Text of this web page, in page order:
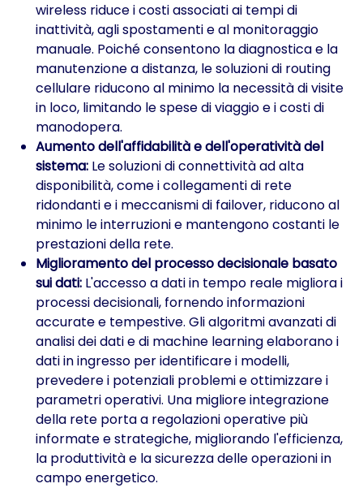
wireless riduce i costi associati ai tempi di
inattività, agli spostamenti e al monitoraggio
manuale. Poiché consentono la diagnostica e la
manutenzione a distanza, le soluzioni di routing
cellulare riducono al minimo la necessità di visite
in loco, limitando le spese di viaggio e i costi di
manodopera.
Aumento dell'affidabilità e dell'operatività del
sistema: Le soluzioni di connettività ad alta
disponibilità, come i collegamenti di rete
ridondanti e i meccanismi di failover, riducono al
minimo le interruzioni e mantengono costanti le
prestazioni della rete.
Miglioramento del processo decisionale basato
sui dati: L'accesso a dati in tempo reale migliora i
processi decisionali, fornendo informazioni
accurate e tempestive. Gli algoritmi avanzati di
analisi dei dati e di machine learning elaborano i
dati in ingresso per identificare i modelli,
prevedere i potenziali problemi e ottimizzare i
parametri operativi. Una migliore integrazione
della rete porta a regolazioni operative più
informate e strategiche, migliorando l'efficienza,
la produttività e la sicurezza delle operazioni in
campo energetico.